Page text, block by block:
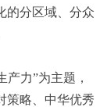
的分区域、分众
力”为主题，
策略、中华优秀